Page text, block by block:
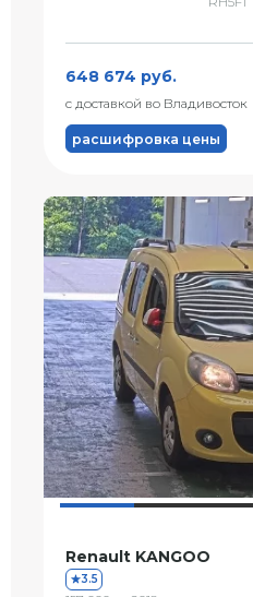
648 674 руб.
с доставкой во Владивосток
расшифровка цены
Renault KANGOO
3.5